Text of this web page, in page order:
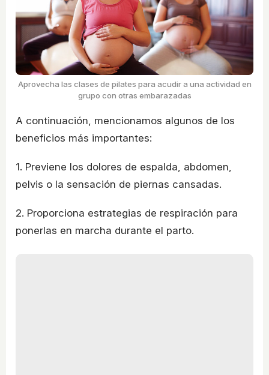
Aprovecha las clases de pilates para acudir a una actividad en
grupo con otras embarazadas
A continuación, mencionamos algunos de los
beneficios más importantes:
1. Previene los dolores de espalda, abdomen,
pelvis o la sensación de piernas cansadas.
2. Proporciona estrategias de respiración para
ponerlas en marcha durante el parto.